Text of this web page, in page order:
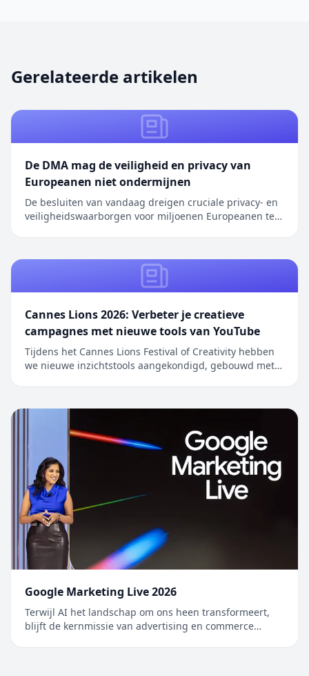
Gerelateerde artikelen
De DMA mag de veiligheid en privacy van
Europeanen niet ondermijnen
De besluiten van vandaag dreigen cruciale privacy- en
veiligheidswaarborgen voor miljoenen Europeanen te
Cannes Lions 2026: Verbeter je creatieve
campagnes met nieuwe tools van YouTube
Tijdens het Cannes Lions Festival of Creativity hebben
we nieuwe inzichtstools aangekondigd, gebouwd met
Google Marketing Live 2026
Terwijl AI het landschap om ons heen transformeert,
blijft de kernmissie van advertising en commerce